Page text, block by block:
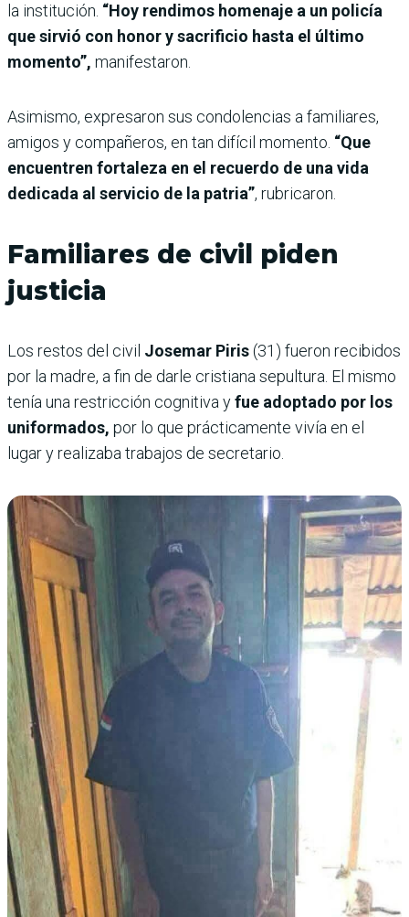
la institución. “Hoy rendimos homenaje a un policía
que sirvió con honor y sacrificio hasta el último
momento”, manifestaron.
Asimismo, expresaron sus condolencias a familiares,
amigos y compañeros, en tan difícil momento. “Que
encuentren fortaleza en el recuerdo de una vida
dedicada al servicio de la patria”, rubricaron.
Familiares de civil piden
justicia
Los restos del civil Josemar Piris(31) fueron recibidos
por la madre, a fin de darle cristiana sepultura. El mismo
tenía una restricción cognitiva yfue adoptado por los
uniformados, por lo que prácticamente vivía en el
lugar y realizaba trabajos de secretario.